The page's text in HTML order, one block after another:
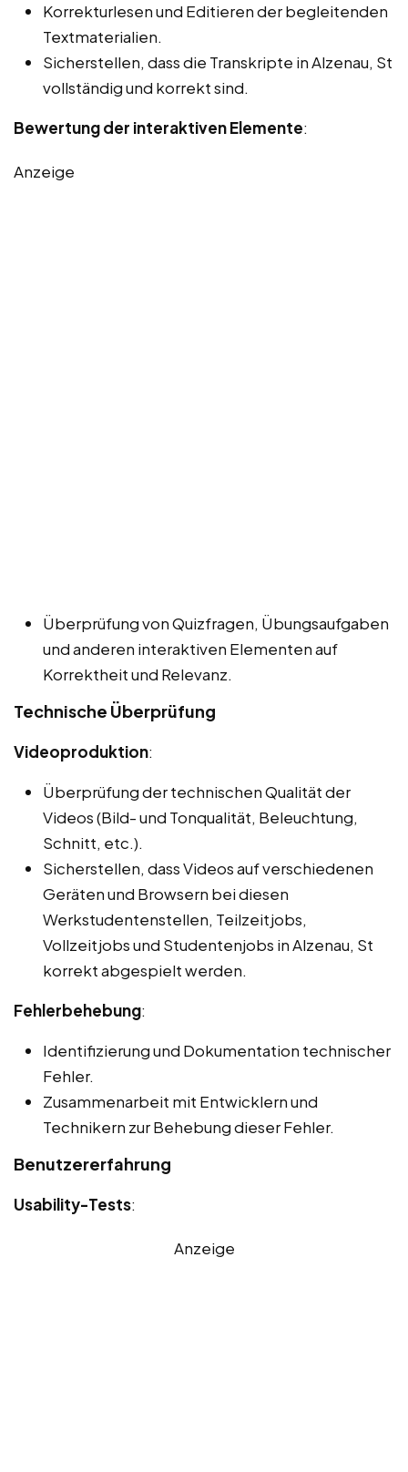
Korrekturlesen und Editieren der begleitenden
Textmaterialien.
Sicherstellen, dass die Transkripte in Alzenau, St
vollständig und korrekt sind.
Bewertung der interaktiven Elemente:
Anzeige
Überprüfung von Quizfragen, Übungsaufgaben
und anderen interaktiven Elementen auf
Korrektheit und Relevanz.
Technische Überprüfung
Videoproduktion:
Überprüfung der technischen Qualität der
Videos (Bild- und Tonqualität, Beleuchtung,
Schnitt, etc.).
Sicherstellen, dass Videos auf verschiedenen
Geräten und Browsern bei diesen
Werkstudentenstellen, Teilzeitjobs,
Vollzeitjobs und Studentenjobs in Alzenau, St
korrekt abgespielt werden.
Fehlerbehebung:
Identifizierung und Dokumentation technischer
Fehler.
Zusammenarbeit mit Entwicklern und
Technikern zur Behebung dieser Fehler.
Benutzererfahrung
Usability-Tests:
Anzeige